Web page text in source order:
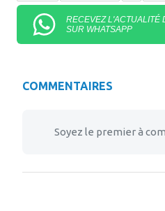
RECEVEZ L'ACTUALITÉ
SUR WHATSAPP
COMMENTAIRES
Soyez le premier à